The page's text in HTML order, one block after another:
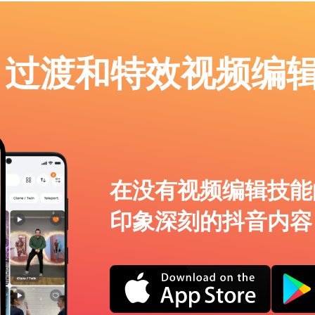
渡和特效视频编
在没有视频编辑技
印象深刻的抖音内